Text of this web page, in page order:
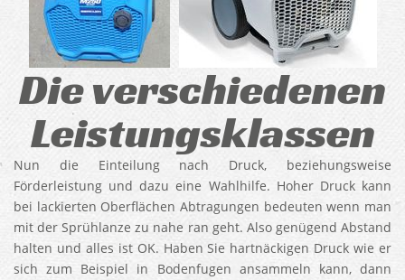
Die verschiedenen
Leistungsklassen
Nun die Einteilung nach Druck, beziehungsweise
Förderleistung und dazu eine Wahlhilfe. Hoher Druck kann
bei lackierten Oberflächen Abtragungen bedeuten wenn man
mit der Sprühlanze zu nahe ran geht. Also genügend Abstand
halten und alles ist OK. Haben Sie hartnäckigen Druck wie er
sich zum Beispiel in Bodenfugen ansammeln kann, dann